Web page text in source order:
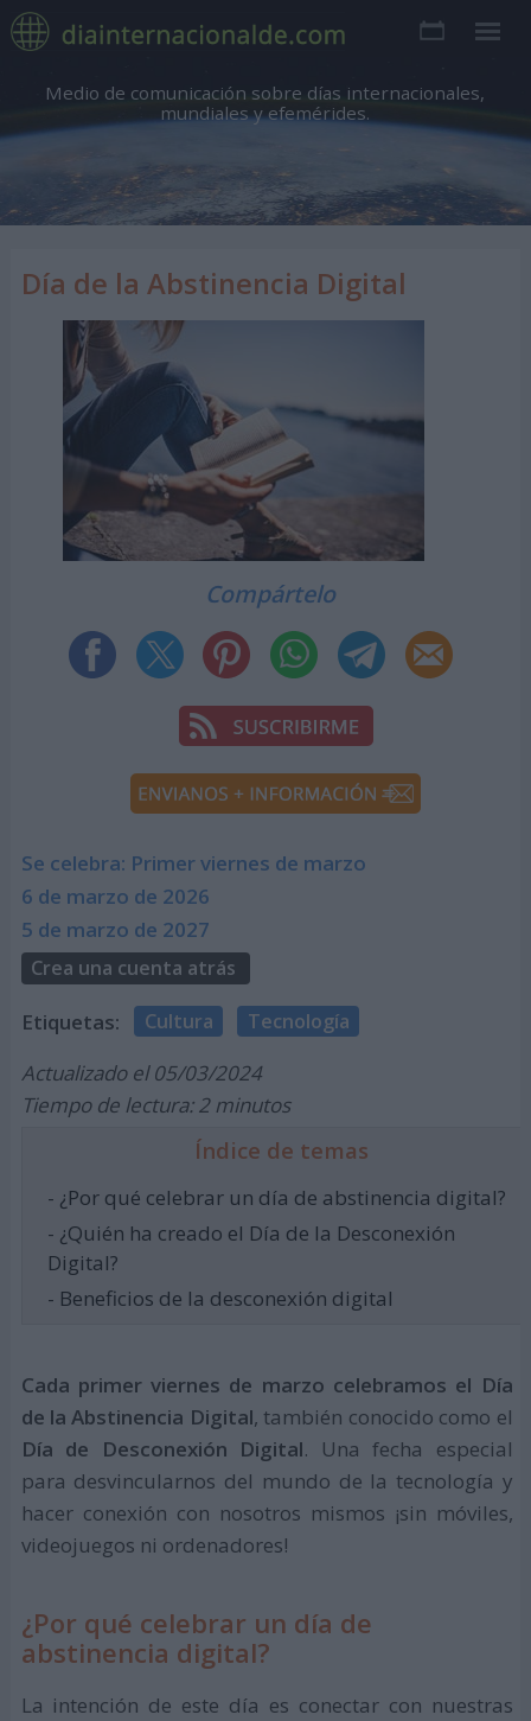
Medio de comunicación sobre días internacionales,
mundiales y efemérides.
Día de la Abstinencia Digital
Compártelo
Se celebra: Primer viernes de marzo
6 de marzo de 2026
5 de marzo de 2027
Crea una cuenta atrás
Etiquetas: Cultura Tecnología
Actualizado el 05/03/2024
Tiempo de lectura: 2 minutos
Índice de temas
- ¿Por qué celebrar un día de abstinencia digital?
- ¿Quién ha creado el Día de la Desconexión
Digital?
- Beneficios de la desconexión digital
Cada primer viernes de marzo celebramos el Día
de la Abstinencia Digital, también conocido como el
Día de Desconexión Digital. Una fecha especial
para desvincularnos del mundo de la tecnología y
hacer conexión con nosotros mismos ¡sin móviles,
videojuegos ni ordenadores!
¿Por qué celebrar un día de
abstinencia digital?
La intención de este día es conectar con nuestras